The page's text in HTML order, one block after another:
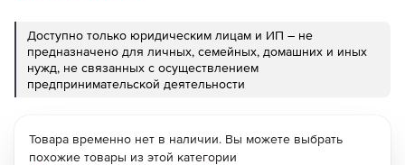
Доступно только юридическим лицам и ИП – не
предназначено для личных, семейных, домашних и иных
нужд, не связанных с осуществлением
предпринимательской деятельности
Товара временно нет в наличии. Вы можете выбрать
похожие товары из этой категории